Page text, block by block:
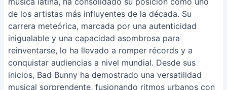
de los artistas más influyentes de la década. Su
carrera meteórica, marcada por una autenticidad
inigualable y una capacidad asombrosa para
reinventarse, lo ha llevado a romper récords y a
conquistar audiencias a nivel mundial. Desde sus
inicios, Bad Bunny ha demostrado una versatilidad
musical sorprendente, fusionando ritmos urbanos con